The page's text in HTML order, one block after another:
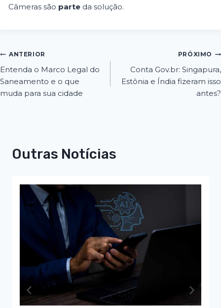
Câmeras são parte da solução.
ANTERIOR
Entenda o Marco Legal do
Saneamento e o que
muda para sua cidade
PRÓXIMO
Conta Gov.br: Singapura,
Estônia e Índia fizeram isso
antes?
Outras Notícias